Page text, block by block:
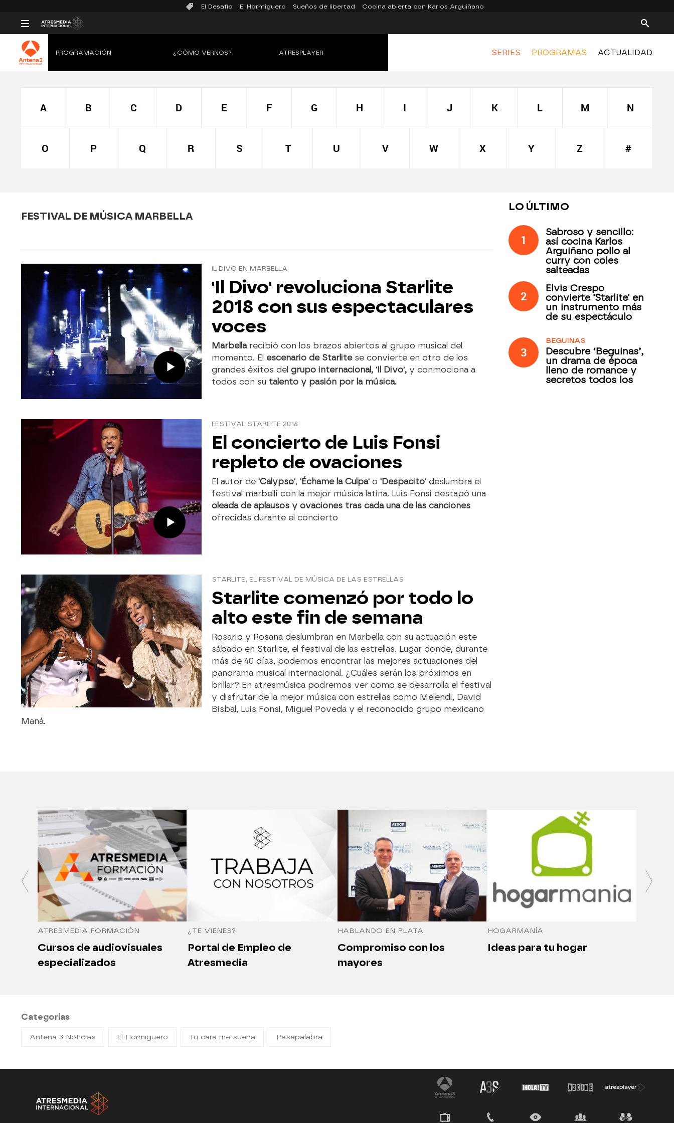
El Desafío El Hormiguero Sueños de libertad Cocina abierta con Karlos Arguiñano
SERIES PROGRAMAS ACTUALIDAD
PROGRAMACIÓN ¿CÓMO VERNOS? ATRESPLAYER
A B C D E F G H I J K L M N
O P Q R S T U V W X Y Z #
FESTIVAL DE MÚSICA MARBELLA
IL DIVO EN MARBELLA
'Il Divo' revoluciona Starlite
2018 con sus espectaculares
voces
Marbella recibió con los brazos abiertos al grupo musical del
momento. El escenario de Starlitese convierte en otro de los
grandes éxitos del grupo internacional, 'Il Divo', y conmociona a
todos con su talento y pasión por la música.
FESTIVAL STARLITE 2018
El concierto de Luis Fonsi
repleto de ovaciones
El autor de 'Calypso', 'Échame la Culpa' o 'Despacito' deslumbra el
festival marbellí con la mejor música latina. Luis Fonsi destapó una
oleada de aplausos y ovaciones tras cada una de las canciones
ofrecidas durante el concierto
STARLITE, EL FESTIVAL DE MÚSICA DE LAS ESTRELLAS
Starlite comenzó por todo lo
alto este fin de semana
Rosario y Rosana deslumbran en Marbella con su actuación este
sábado en Starlite, el festival de las estrellas. Lugar donde, durante
más de 40 días, podemos encontrar las mejores actuaciones del
panorama musical internacional. ¿Cuáles serán los próximos en
brillar? En atresmúsica podremos ver como se desarrolla el festival
y disfrutar de la mejor música con estrellas como Melendi, David
Bisbal, Luis Fonsi, Miguel Poveda y el reconocido grupo mexicano
Maná.
LO ÚLTIMO
1
Sabroso y sencillo:
así cocina Karlos
Arguiñano pollo al
curry con coles
salteadas
2
Elvis Crespo
convierte 'Starlite' en
un instrumento más
de su espectáculo
3
BEGUINAS
Descubre ‘Beguinas’,
un drama de época
lleno de romance y
secretos todos los
ATRESMEDIA FORMACIÓN
Cursos de audiovisuales
especializados
¿TE VIENES?
Portal de Empleo de
Atresmedia
HABLANDO EN PLATA
Compromiso con los
mayores
HOGARMANÍA
Ideas para tu hogar
Categorías
Antena 3 Noticias El Hormiguero Tu cara me suena Pasapalabra